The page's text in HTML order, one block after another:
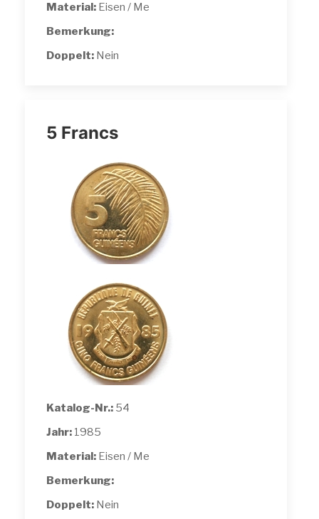
Material: Eisen / Me
Bemerkung:
Doppelt: Nein
5 Francs
Katalog-Nr.: 54
Jahr: 1985
Material: Eisen / Me
Bemerkung:
Doppelt: Nein